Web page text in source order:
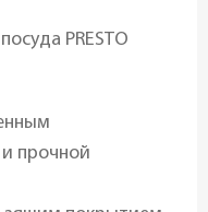
PRESTO
прочной